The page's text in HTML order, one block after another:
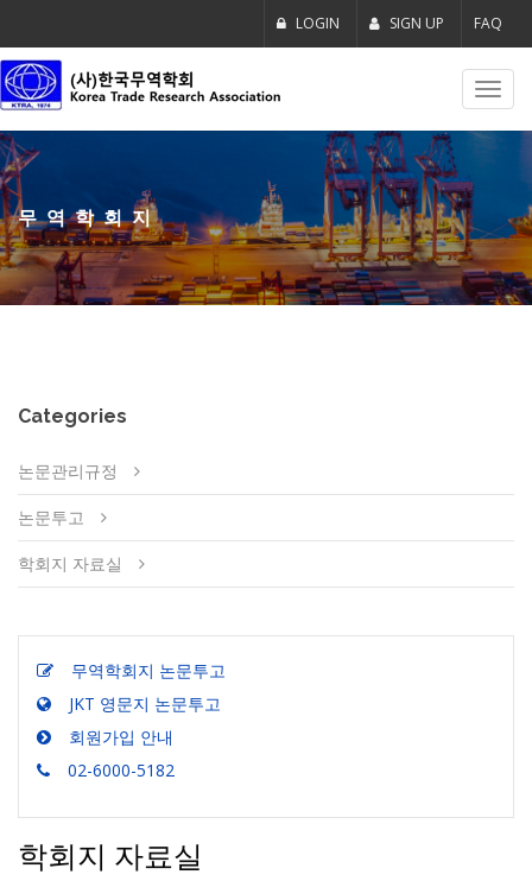
LOGIN SIGN UP FAQ
무역학회지
Categories
논문관리규정
논문투고
학회지 자료실
무역학회지 논문투고
JKT 영문지 논문투고
회원가입 안내
02-6000-5182
학회지 자료실